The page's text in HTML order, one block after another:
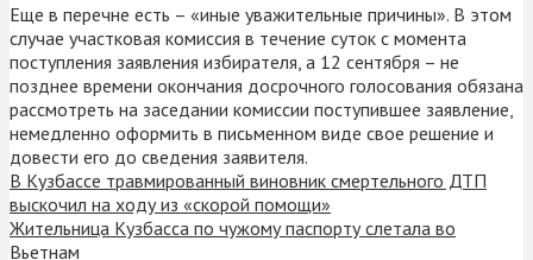
Еще в перечне есть – «иные уважительные причины». В этом
случае участковая комиссия в течение суток с момента
поступления заявления избирателя, а 12 сентября – не
позднее времени окончания досрочного голосования обязана
рассмотреть на заседании комиссии поступившее заявление,
немедленно оформить в письменном виде свое решение и
довести его до сведения заявителя.
В Кузбассе травмированный виновник смертельного ДТП
выскочил на ходу из «скорой помощи»
Жительница Кузбасса по чужому паспорту слетала во
Вьетнам